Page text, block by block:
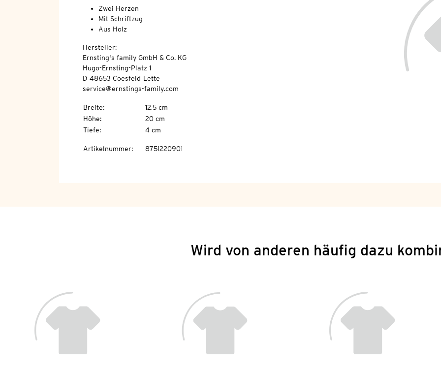
Zwei Herzen
Mit Schriftzug
Aus Holz
Hersteller:
Ernsting's family GmbH & Co. KG
Hugo-Ernsting-Platz 1
D-48653 Coesfeld-Lette
service@ernstings-family.com
Breite:
12,5 cm
Höhe:
20 cm
Tiefe: 4 cm
Artikelnummer: 8751220901
Wird von anderen häufig dazu